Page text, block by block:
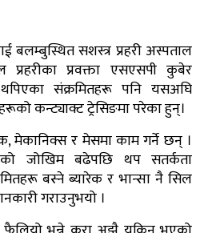
बलम्बुस्थित सशस्त्र प्रहरी अस्पताल
प्रवक्ता एसएसपी कुबेर
संक्रमितहरू पनि यसअघि
कन्ट्याक्ट ट्रेसिङमा परेका हुन्।
मेकानिक्स र मेसमा काम गर्ने छन् ।
जोखिम बढेपछि थप सतर्कता
बस्ने ब्यारेक र भान्सा नै सिल
गराउनुभयो ।